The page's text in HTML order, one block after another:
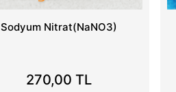
Sodyum Nitrat(NaNO3)
270,00 TL